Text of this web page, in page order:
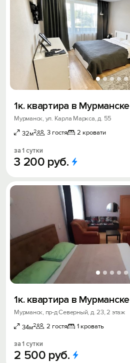
1к. квартира в Мурманске
Мурманск, ул. Карла Маркса, д. 55
32м2 3 гостя 2 кровати
за 1 сутки
3 200 руб.
1к. квартира в Мурманске
Мурманск, пр-д Северный, д. 23, 2 этаж
34м2 2 гостя 1 кровать
за 1 сутки
2 500 руб.